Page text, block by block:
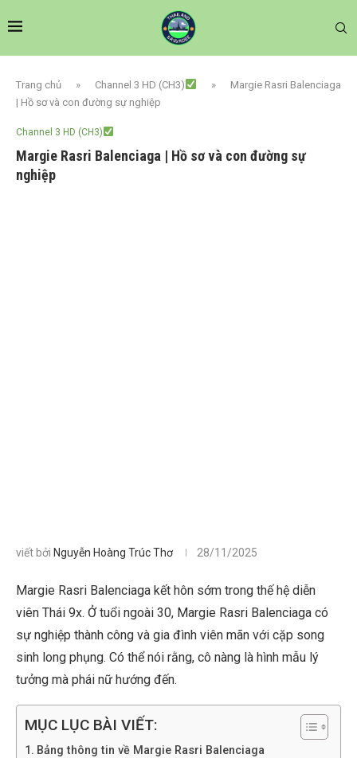
Trang chủ » Channel 3 HD (CH3) »
Margie Rasri Balenciaga
| Hồ sơ và con đường sự nghiệp
Channel 3 HD (CH3)
Margie Rasri Balenciaga | Hồ sơ và con đường sự
nghiệp
viết bởi Nguyễn Hoàng Trúc Thơ 28/11/2025
Margie Rasri Balenciaga kết hôn sớm trong thế hệ diễn
viên Thái 9x. Ở tuổi ngoài 30, Margie Rasri Balenciaga có
sự nghiệp thành công và gia đình viên mãn với cặp song
sinh long phụng. Có thể nói rằng, cô nàng là hình mẫu lý
tưởng mà phái nữ hướng đến.
MỤC LỤC BÀI VIẾT:
Bảng thông tin về Margie Rasri Balenciaga